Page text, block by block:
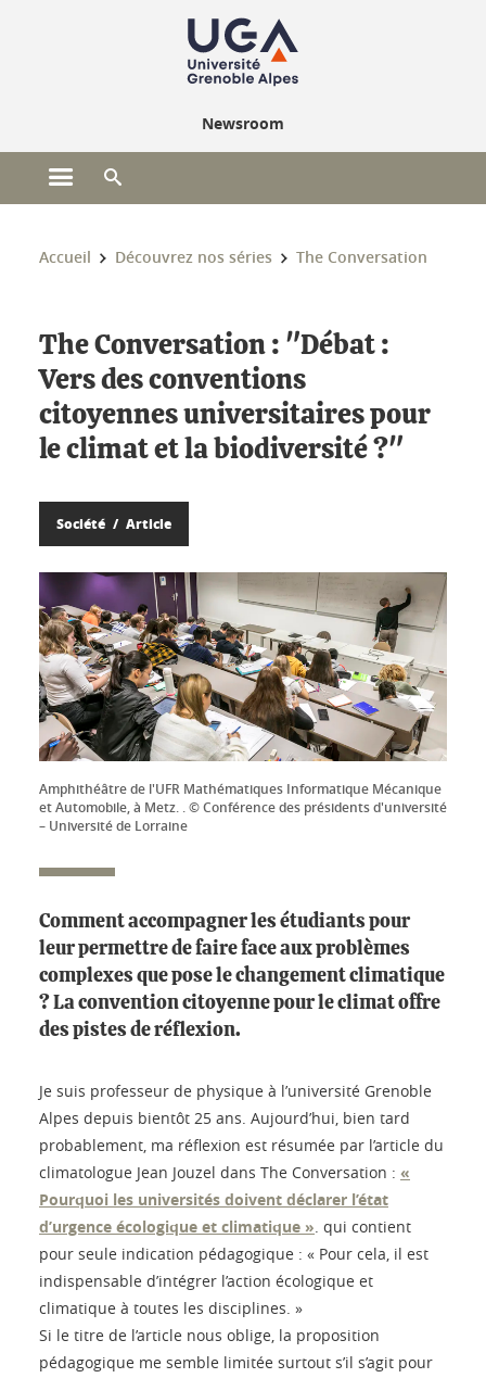
Newsroom
Ouvrir le menu principal
Vous êtes ici :
Accueil Découvrez nos séries The Conversation
The Conversation : "Débat :
Vers des conventions
citoyennes universitaires pour
le climat et la biodiversité ?"
Société Article
Amphithéâtre de l'UFR Mathématiques Informatique Mécanique
et Automobile, à Metz. . © Conférence des présidents d'université
– Université de Lorraine
Comment accompagner les étudiants pour
leur permettre de faire face aux problèmes
complexes que pose le changement climatique
? La convention citoyenne pour le climat offre
des pistes de réflexion.
Je suis professeur de physique à l’université Grenoble
Alpes depuis bientôt 25 ans. Aujourd’hui, bien tard
probablement, ma réflexion est résumée par l’article du
climatologue Jean Jouzel dans The Conversation : «
Pourquoi les universités doivent déclarer l’état
d’urgence écologique et climatique ». qui contient
pour seule indication pédagogique : « Pour cela, il est
indispensable d’intégrer l’action écologique et
climatique à toutes les disciplines. »
Si le titre de l’article nous oblige, la proposition
pédagogique me semble limitée surtout s’il s’agit pour